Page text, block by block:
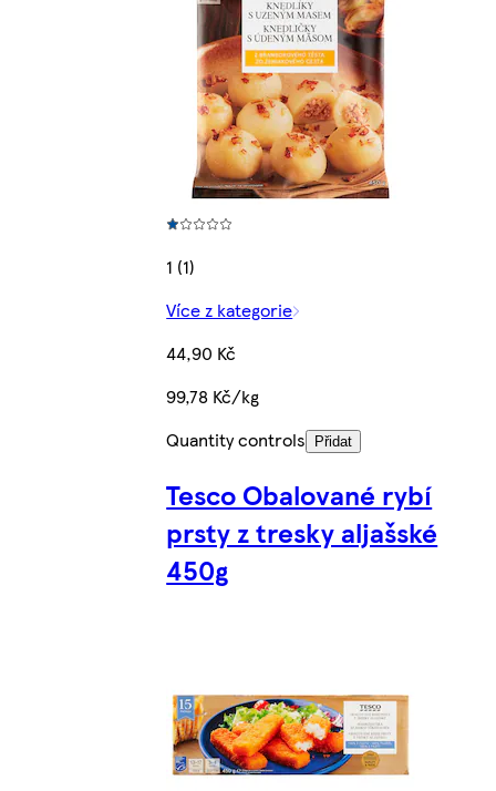
1 (1)
Více z kategorie
44,90 Kč
99,78 Kč/kg
Quantity controls
Přidat
Tesco Obalované rybí
prsty z tresky aljašské
450g